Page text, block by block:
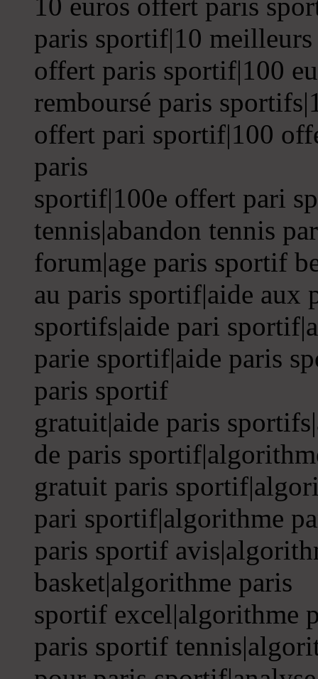
10 euros offert paris
paris sportif|10
offert paris sportif|100
remboursé paris
offert pari sportif|100
paris
sportif|100e offert pari
tennis|abandon tennis
forum|age paris sportif
au paris sportif|aide aux
sportifs|aide pari
parie sportif|aide paris
paris sportif
gratuit|aide paris
de paris
gratuit paris
pari sportif|algorithme
paris sportif
basket|algorithme paris
sportif excel|algorithme
paris sportif